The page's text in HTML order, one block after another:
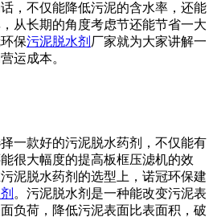
，不仅能降低污泥的含水率，还能
从长期的角度考虑节还能节省一大
保污泥脱水剂 厂家就为大家讲解一
运成本。
一款好的污泥脱水药剂，不仅能有
很大幅度的提高板框压滤机的效
泥脱水药剂的选型上，诺冠环保建
。污泥脱水剂是一种能改变污泥表
负荷，降低污泥表面比表面积，破